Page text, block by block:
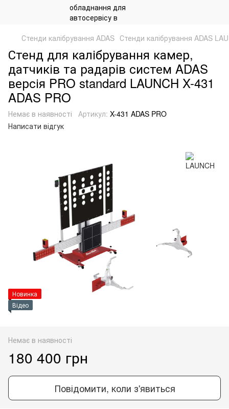
Стенди калібрування ADAS Стенди калібрування ADAS
Стенд для калібрування камер,
датчиків та радарів систем ADAS
версія PRO standard LAUNCH X-431
ADAS PRO
Немає в наявності Артикул: X-431 ADAS PRO
Написати відгук
Новинка
Відео
Немає в наявності
180 400 грн
Повідомити, коли з'явиться